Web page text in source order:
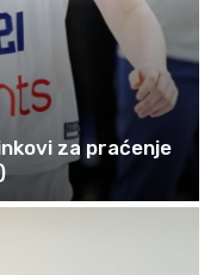
za praćenje